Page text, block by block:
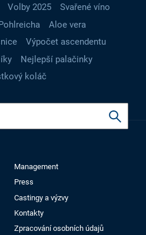
Volby 2025
Svařené víno
Aloe vera
Výpočet ascendentu
Nejlepší palačinky
koláč
Management
Press
Castingy a výzvy
Kontakty
Zpracování osobních údajů